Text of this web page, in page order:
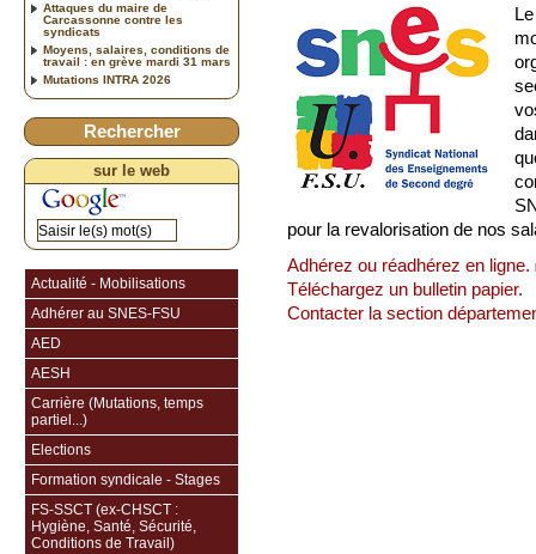
pour la revalorisation de nos
Adhérez ou réadhérez en ligne.
Téléchargez un bulletin papier.
Contacter la section
Attaques du maire de
Carcassonne contre les
syndicats
Moyens, salaires, conditions de
travail : en grève mardi 31 mars
Mutations INTRA 2026
Rechercher
sur le web
Actualité - Mobilisations
Adhérer au SNES-FSU
AED
AESH
Carrière (Mutations, temps
partiel...)
Elections
Formation syndicale - Stages
FS-SSCT (ex-CHSCT :
Hygiène, Santé, Sécurité,
Conditions de Travail)